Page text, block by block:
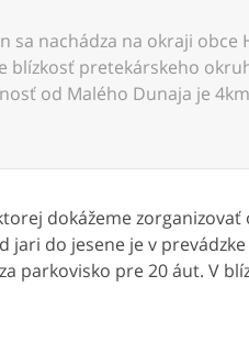
sa nachádza na okraji
blízkosť pretekárskeho
od Malého Dunaja je
dokážeme
jari do jesene je v
parkovisko pre 20 áut. V